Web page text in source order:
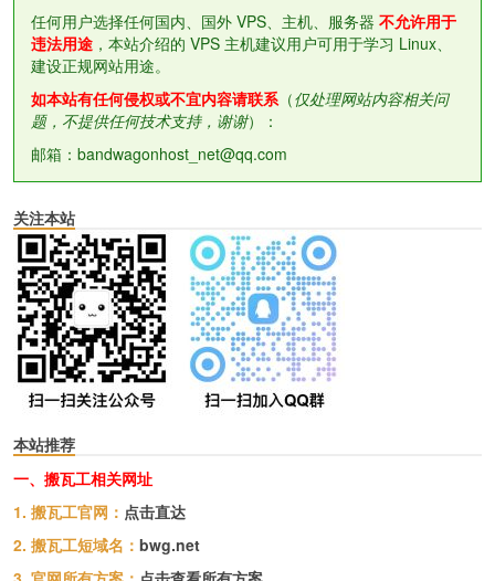
任何用户选择任何国内、国外 VPS、主机、服务器 不允许用于
违法用途 ，本站介绍的 VPS 主机建议用户可用于学习 Linux、
建设正规网站用途。
如本站有任何侵权或不宜内容请联系（仅处理网站内容相关问
题，不提供任何技术支持，谢谢）：
邮箱：bandwagonhost_net@qq.com
关注本站
本站推荐
一、搬瓦工相关网址
1. 搬瓦工官网： 点击直达
2. 搬瓦工短域名： bwg.net